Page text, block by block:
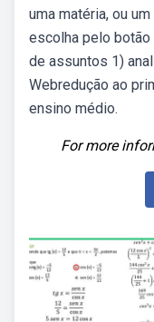
uma matéria, ou
escolha pelo
de assuntos 1)
Webredução ao
ensino médio.
For more